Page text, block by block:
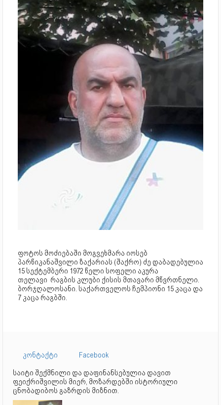
ფოტოს მოძიებაში მოგვეხმარა იოსებ
პარწიკანაშვილი ზაქარიას (შაქრო) ძე დაბადებულია
15 სექტემბერი 1972 წელი სოფელი აკურა
თელავი რაგბის კლუბი ქისის მთავარი მწვრთნელი.
ბორჯღალოსანი. საქართველოს ჩემპიონი 15 კაცა და
7 კაცა რაგბში.
კონტაქტი
Facebook
საიტი შექმნილი და დაფინანსებულია დავით
ფეიქრიშვილის მიერ, მოზარდებში ისტორიული
ცნობადიბოს გაზრდის მიზნით.